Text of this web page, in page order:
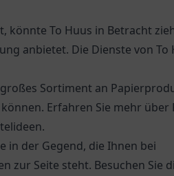
To Huus in Betracht
anbietet. Die Dienste von To
Sortiment an
Erfahren Sie mehr über
in der Gegend, die Ihnen bei
zur Seite steht. Besuchen Sie